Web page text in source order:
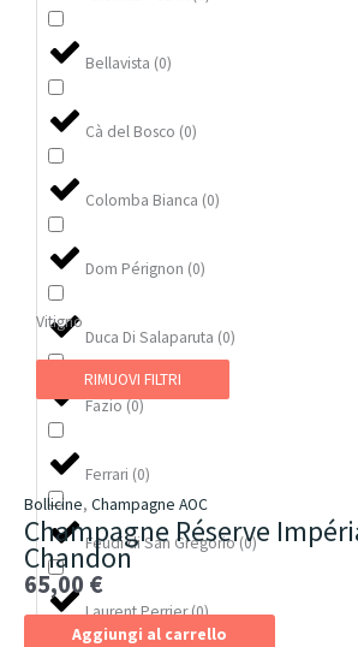
Bellavista (0)
Cà del Bosco (0)
Colomba Bianca (0)
Dom Pérignon (0)
Duca Di Salaparuta (0)
Fazio(0)
Ferrari (0)
Feudi di San Gregorio (0)
Laurent Perrier(0)
Vitigno
RIMUOVI FILTRI
Bollicine, Champagne AOC
Champagne Réserve
Chandon
65,00 €
Aggiungi al carrello